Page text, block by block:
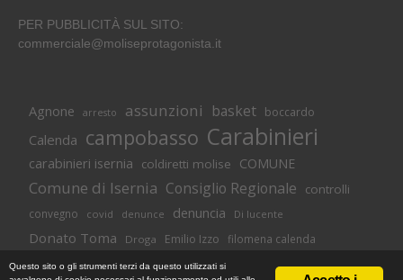
PER PUBBLICITÀ SUL SITO:
commerciale@moliseprotagonista.it
Agnone arresto assunzioni basket boccardo
Calenda campobasso Carabinieri
carabinieri isernia coldiretti molise COMUNE
Comune di Isernia Consiglio Regionale controlli
convegno covid denunce denuncia Di lucente
Donato Toma Droga Emilio Izzo filomena calenda
Isernia lavoro M5S magnolia molise
Questo sito o gli strumenti terzi da questo utilizzati si